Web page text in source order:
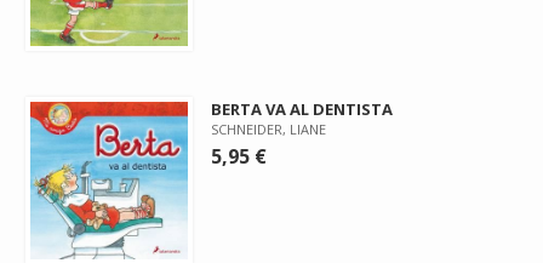
BERTA VA AL DENTISTA
SCHNEIDER, LIANE
5,95 €